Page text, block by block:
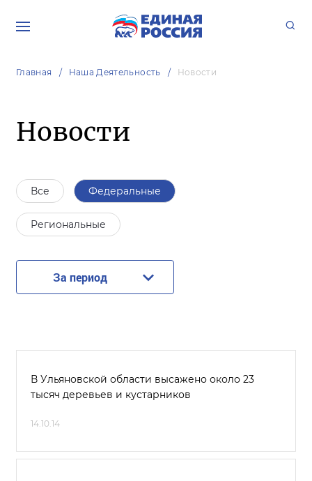
Главная Наша Деятельность Новости
Новости
Все Федеральные
Региональные
За период
В Ульяновской области высажено около 23
тысяч деревьев и кустарников
14.10.14